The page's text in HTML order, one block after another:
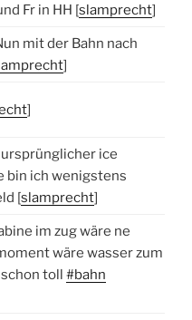
Fr in HH [slamprecht]
mit der Bahn nach
]
]
ice
bin ich wenigstens
[slamprecht]
im zug wäre ne
wäre wasser zum
toll #bahn